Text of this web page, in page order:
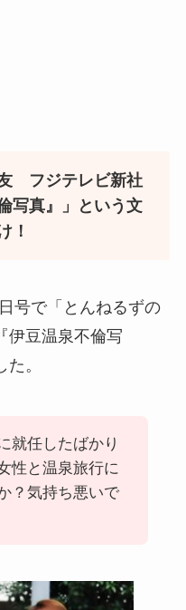
友 フジテレビ新社
写真』」という文
！
号で「とんねるずの
豆温泉不倫写
。
就任したばかり
性と温泉旅行に
？気持ち悪いで